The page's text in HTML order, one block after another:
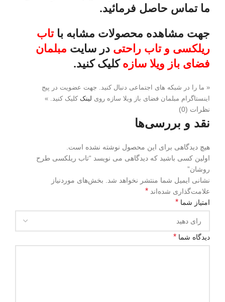
ما تماس حاصل فرمائید.
جهت مشاهده محصولات مشابه باتاب
ریلکسی و تاب راحتی در سایت مبلمان
فضای باز ویلا سازه کلیک کنید.
« ما را در شبکه های اجتماعی دنبال کنید. جهت عضویت در پیج
اینستاگرام مبلمان فضای باز ویلا سازه روی لینک کلیک کنید. »
نظرات (0)
نقد و بررسی‌ها
هیچ دیدگاهی برای این محصول نوشته نشده است.
اولین کسی باشید که دیدگاهی می نویسد “تاب ریلکسی طرح
روشان”
نشانی ایمیل شما منتشر نخواهد شد.
بخش‌های موردنیاز
علامت‌گذاری شده‌اند *
امتیاز شما *
دیدگاه شما *